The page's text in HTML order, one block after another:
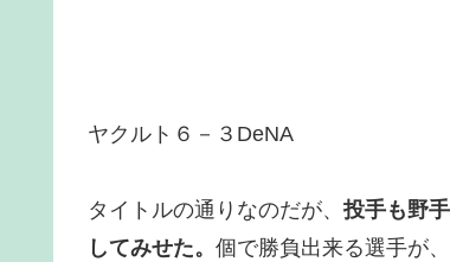
ヤクルト６－３DeNA
タイトルの通りなのだが、投手も野
してみせた。 個で勝負出来る選手が